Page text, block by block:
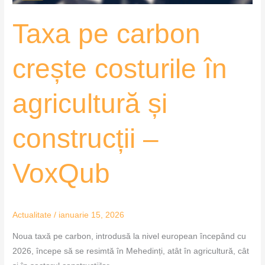
Taxa pe carbon
crește costurile în
agricultură și
construcții –
VoxQub
Actualitate / ianuarie 15, 2026
Noua taxă pe carbon, introdusă la nivel european începând cu
2026, începe să se resimtă în Mehedinți, atât în agricultură, cât
VoxQub